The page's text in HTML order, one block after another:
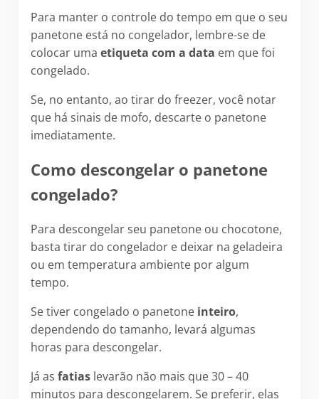
Para manter o controle do tempo em que o seu
panetone está no congelador, lembre-se de
colocar uma etiqueta com a data em que foi
congelado.
Se, no entanto, ao tirar do freezer, você notar
que há sinais de mofo, descarte o panetone
imediatamente.
Como descongelar o panetone
congelado?
Para descongelar seu panetone ou chocotone,
basta tirar do congelador e deixar na geladeira
ou em temperatura ambiente por algum
tempo.
Se tiver congelado o panetone inteiro,
dependendo do tamanho, levará algumas
horas para descongelar.
Já as fatias levarão não mais que 30 – 40
minutos para descongelarem. Se preferir, elas